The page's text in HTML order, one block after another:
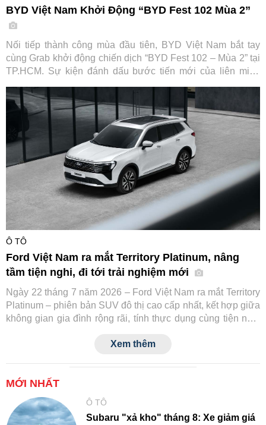
BYD Việt Nam Khởi Động “BYD Fest 102 Mùa 2”
Nối tiếp thành công mùa đầu tiên, BYD Việt Nam bắt tay
cùng Grab khởi động chiến dịch “BYD Fest 102 – Mùa 2” tại
TP.HCM. Sự kiện đánh dấu bước tiến mới của liên minh
đẩy chuyển đổi xanh cho ngành vận tải dịch vụ tại Việt Nam.
Ô TÔ
Ford Việt Nam ra mắt Territory Platinum, nâng
tầm tiện nghi, đi tới trải nghiệm mới
Ngày 22 tháng 7 năm 2026 – Ford Việt Nam ra mắt Territory
Platinum – phiên bản SUV đô thị cao cấp nhất, kết hợp giữa
không gian gia đình rộng rãi, tính thực dụng cùng tiện nghi
Xem thêm
MỚI NHẤT
Ô TÔ
Subaru "xả kho" tháng 8: Xe giảm giá